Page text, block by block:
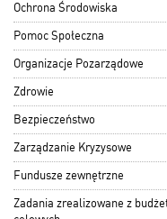
Ochrona Środowiska
Pomoc Społeczna
Organizacje Pozarządowe
Zdrowie
Bezpieczeństwo
Zarządzanie Kryzysowe
Fundusze zewnętrzne
Zadania zrealizowane z